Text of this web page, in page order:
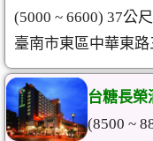
(5000 ~ 6600) 37公尺
臺南市東區中華東
台糖長榮
(8500 ~